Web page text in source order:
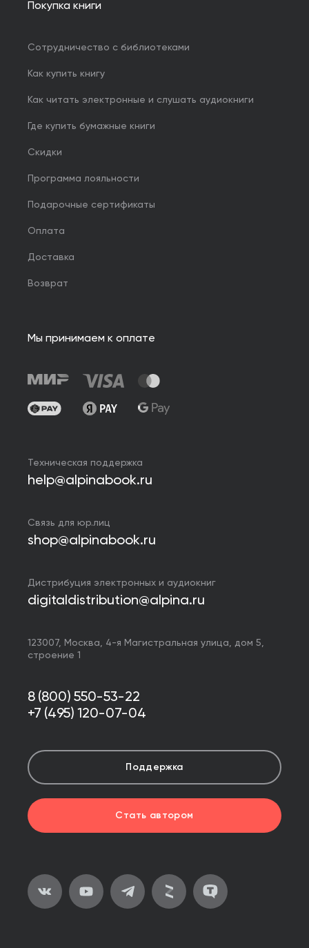
Покупка книги
Сотрудничество с библиотеками
Как купить книгу
Как читать электронные и слушать аудиокниги
Где купить бумажные книги
Скидки
Программа лояльности
Подарочные сертификаты
Оплата
Доставка
Возврат
Мы принимаем к оплате
Техническая поддержка
help@alpinabook.ru
Связь для юр.лиц
shop@alpinabook.ru
Дистрибуция электронных и аудиокниг
digitaldistribution@alpina.ru
123007, Москва, 4-я Магистральная улица, дом 5,
строение 1
8 (800) 550-53-22
+7 (495) 120-07-04
Поддержка
Стать автором